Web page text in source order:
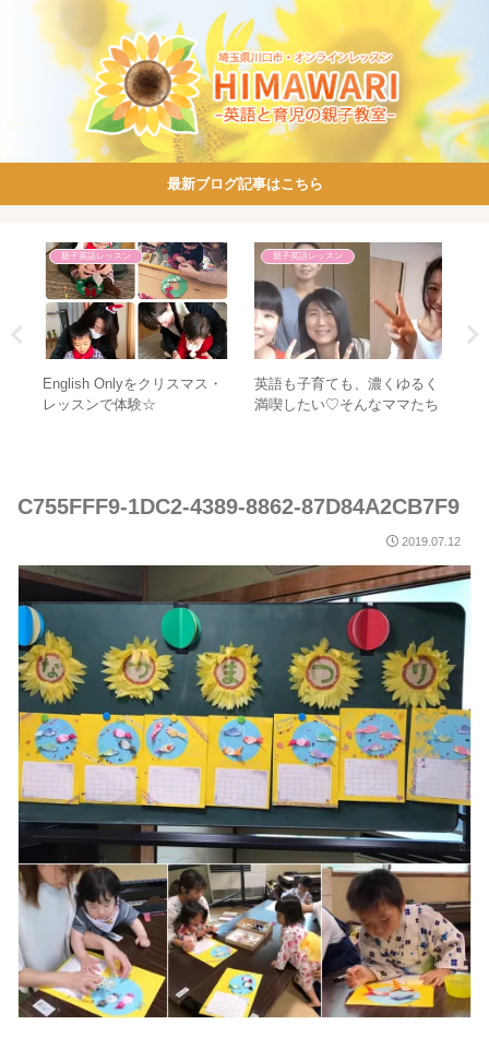
最新ブログ記事はこちら
親子英語レッスン
English Onlyをクリスマス・
レッスンで体験☆
親子英語レッスン
英語も子育ても、濃くゆるく
満喫したい♡そんなママたち
C755FFF9-1DC2-4389-8862-87D84A2CB7F9
2019.07.12